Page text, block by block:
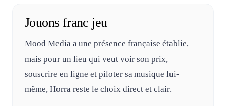
Jouons franc jeu
Mood Media a une présence française établie,
mais pour un lieu qui veut voir son prix,
souscrire en ligne et piloter sa musique lui-
même, Horra reste le choix direct et clair.